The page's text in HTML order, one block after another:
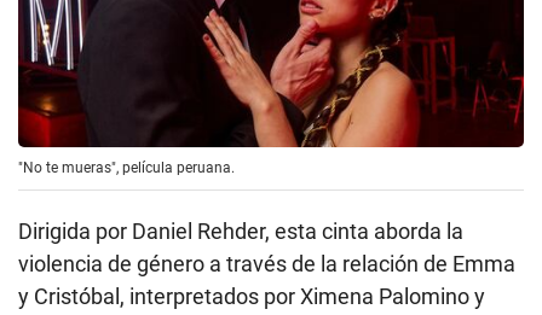
"No te mueras", película peruana.
Dirigida por Daniel Rehder, esta cinta aborda la
violencia de género a través de la relación de Emma
y Cristóbal, interpretados por Ximena Palomino y